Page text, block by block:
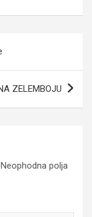
ZELEMBOJU
Neophodna polja